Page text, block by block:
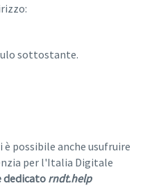
sottostante.
possibile anche usufruire
per l'Italia Digitale
dedicato rndt.help